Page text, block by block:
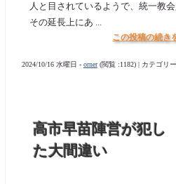
人と目されているようで、統一教
その延長上にあ ...
この投稿の続き
2024/10/16 水曜日 - orner(閲覧 :1182) | カテゴリ
高市早苗陣営が犯し
た大間違い